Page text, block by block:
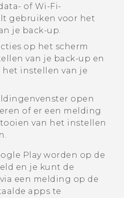
of Wi‍-Fi-
gebruiken voor het
je back-up.
op het scherm
van je back-up en
het instellen van je
open
of er een melding
van het instellen
Playworden op de
en je kunt de
een melding op de
apps te